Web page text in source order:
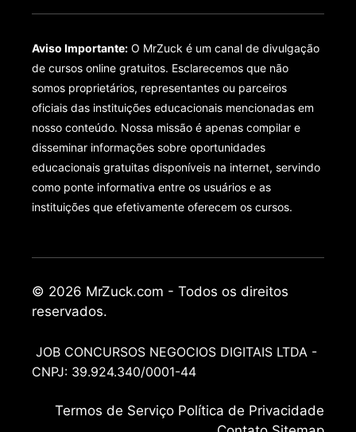
Aviso Importante: O MrZuck é um canal de divulgação
de cursos online gratuitos. Esclarecemos que não
somos proprietários, representantes ou parceiros
oficiais das instituições educacionais mencionadas em
nosso conteúdo. Nossa missão é apenas compilar e
disseminar informações sobre oportunidades
educacionais gratuitas disponíveis na internet, servindo
como ponte informativa entre os usuários e as
instituições que efetivamente oferecem os cursos.
© 2026 MrZuck.com - Todos os direitos
reservados.
JOB CONCURSOS NEGOCIOS DIGITAIS LTDA -
CNPJ: 39.924.340/0001-44
Termos de Serviço Política de Privacidade